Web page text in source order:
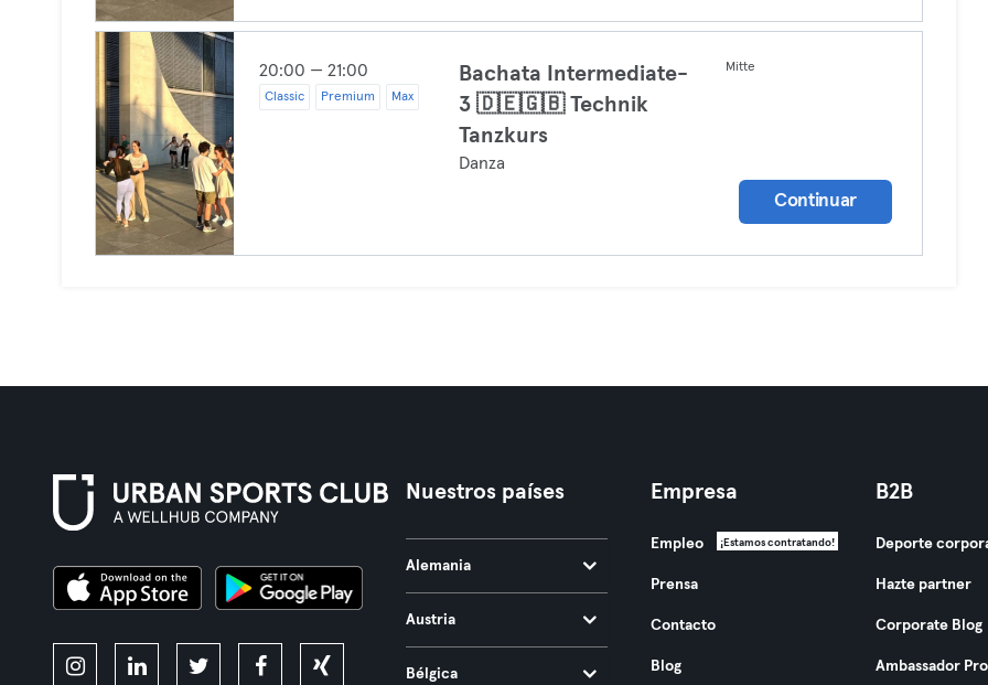
20:00 — 21:00
Classic Premium Max
Bachata Intermediate-
3 🇩🇪🇬🇧 Technik
Tanzkurs
Danza
Mitte
Continuar
Nuestros países
Alemania
Austria
Bélgica
Empresa
Empleo ¡Estamos contratando!
Prensa
Contacto
Blog
B2B
Deporte
Hazte partner
Corporate Blog
Ambassador